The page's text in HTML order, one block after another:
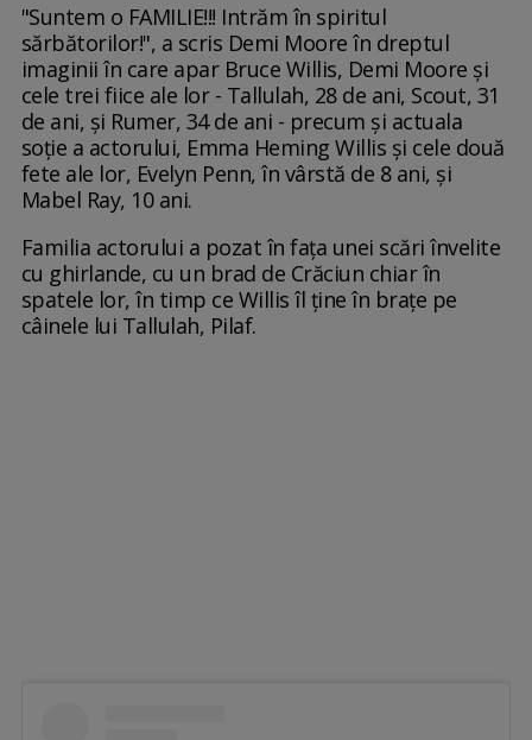
"Suntem o FAMILIE!!! Intrăm în spiritul
sărbătorilor!", a scris Demi Moore în dreptul
imaginii în care apar Bruce Willis, Demi Moore și
cele trei fiice ale lor - Tallulah, 28 de ani, Scout, 31
de ani, și Rumer, 34 de ani - precum și actuala
soție a actorului, Emma Heming Willis și cele două
fete ale lor, Evelyn Penn, în vârstă de 8 ani, și
Mabel Ray, 10 ani.
Familia actorului a pozat în fața unei scări învelite
cu ghirlande, cu un brad de Crăciun chiar în
spatele lor, în timp ce Willis îl ține în brațe pe
câinele lui Tallulah, Pilaf.